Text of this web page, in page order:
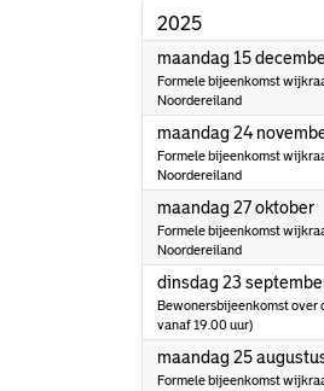
2025
maandag 15
Formele bijeenkomst
Noordereiland
maandag 24
Formele bijeenkomst
Noordereiland
maandag 27 oktober
Formele bijeenkomst
Noordereiland
dinsdag 23
Bewonersbijeenkomst over
vanaf 19.00 uur)
maandag 25
Formele bijeenkomst